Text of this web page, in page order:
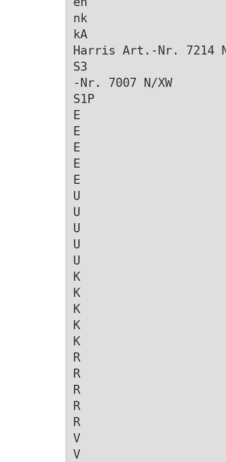
nk
kA
Harris Art.-Nr. 7214 N/
S3
-Nr. 7007 N/XW
S1P
E
E
E
E
E
U
U
U
U
U
K
K
K
K
K
R
R
R
R
R
V
V